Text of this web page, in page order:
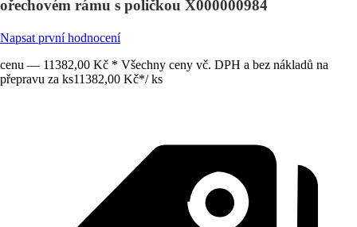
ořechovém rámu s poličkou X000000984
Napsat první hodnocení
cenu — 11382,00 Kč * Všechny ceny vč. DPH a bez nákladů na
přepravu za ks11382,00 Kč*/ ks